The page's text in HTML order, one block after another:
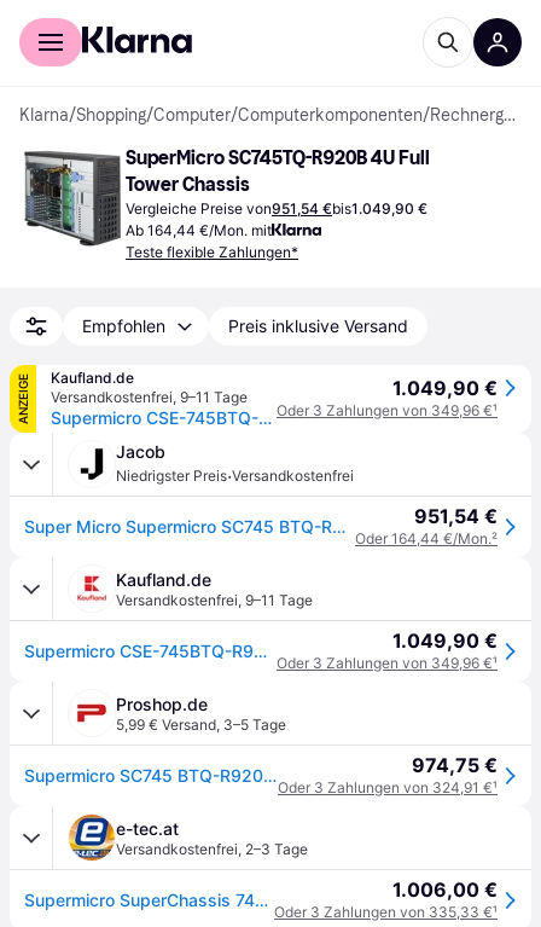
Für Shopper
Klarna/Shopping/Computer/Computerkomponenten/ Rechnergehäuse
SuperMicro SC745TQ-R920B 4U Full
Tower Chassis
Vergleiche Preise von951,54 €bis1.049,90 €
Ab 164,44 €/Mon. mit
Teste flexible Zahlungen*
Empfohlen Preis inklusive Versand
ANZEIGE
Kaufland.de
Versandkostenfrei, 9–11 Tage
Supermicro CSE-745BTQ-R920B, Full Tower, Server, Schwarz, ATX, EATX, micro ATX, 4U, Ventilatorausfall, HDD, Netzwerk, Leistung
1.049,90 €
Oder 3 Zahlungen von 349,96 €¹
Jacob
Niedrigster Preis·Versandkostenfrei
Super Micro Supermicro SC745 BTQ-R920B - Tower - 4U - Erweitertes ATX - SATA/SAS - Hot-Swap 920 Watt - Schwarz - USB (CSE-745BTQ-R920B) 951,54 €
Oder 164,44 €/Mon.²
Kaufland.de
Versandkostenfrei, 9–11 Tage
Supermicro CSE-745BTQ-R920B, Full Tower, Server, Schwarz, ATX, EATX, micro ATX, 4U, Ventilatorausfall, HDD, Netzwerk, Leistung 1.049,90 €
Oder 3 Zahlungen von 349,96 €¹
Proshop.de
5,99 € Versand, 3–5 Tage
Supermicro SC745 BTQ-R920B - Gehäuse - Tower - Schwarz 974,75 €
Oder 3 Zahlungen von 324,91 €¹
e-tec.at
Versandkostenfrei, 2–3 Tage
Supermicro SuperChassis 745BTQ-R920B, 920W ATX 1.006,00 €
Oder 3 Zahlungen von 335,33 €¹